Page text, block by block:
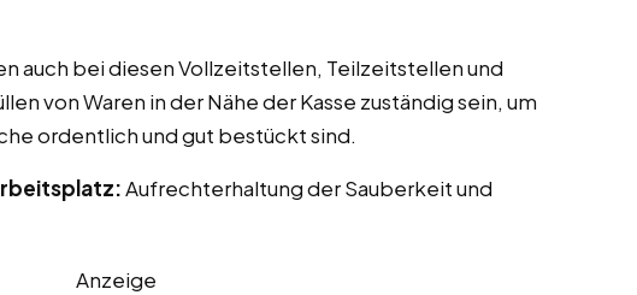
auch bei diesen Vollzeitstellen, Teilzeitstellen und
von Waren in der Nähe der Kasse zuständig sein, um
ordentlich und gut bestückt sind.
Aufrechterhaltung der Sauberkeit und
Anzeige